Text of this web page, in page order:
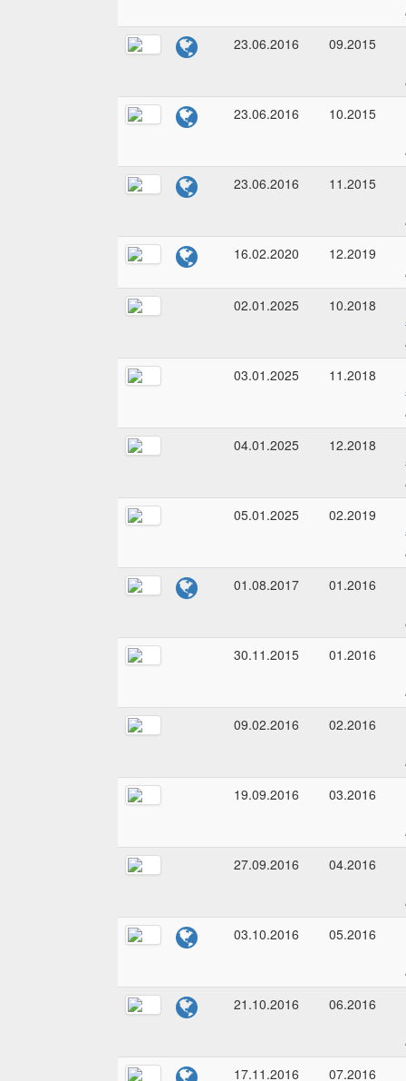
23.06.2016
09.2015
23.06.2016
10.2015
23.06.2016
11.2015
16.02.2020
12.2019
02.01.2025
10.2018
03.01.2025
11.2018
04.01.2025
12.2018
05.01.2025
02.2019
01.08.2017
01.2016
30.11.2015
01.2016
09.02.2016
02.2016
19.09.2016
03.2016
27.09.2016
04.2016
03.10.2016
05.2016
21.10.2016
06.2016
17.11.2016
07.2016